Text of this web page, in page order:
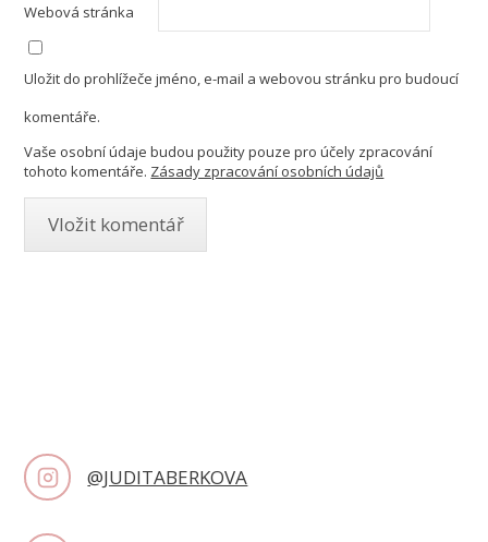
Webová stránka
Uložit do prohlížeče jméno, e-mail a webovou stránku pro budoucí
komentáře.
Vaše osobní údaje budou použity pouze pro účely zpracování
tohoto komentáře. Zásady zpracování osobních údajů
@JUDITABERKOVA